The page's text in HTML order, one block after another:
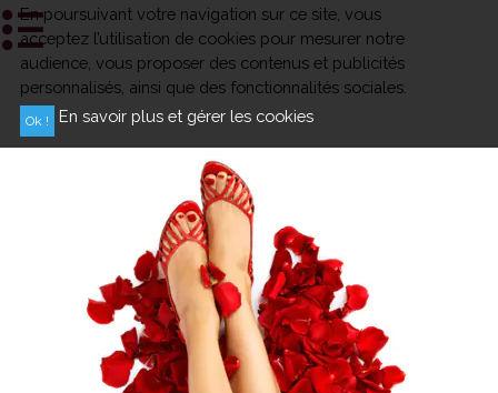
En poursuivant votre navigation sur ce site, vous
acceptez l’utilisation de cookies pour mesurer notre
audience, vous proposer des contenus et publicités
personnalisés, ainsi que des fonctionnalités sociales.
En savoir plus et gérer les cookies